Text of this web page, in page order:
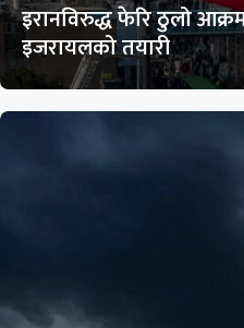
इरानविरुद्ध फेरि ठुलो
इजरायलको तयारी